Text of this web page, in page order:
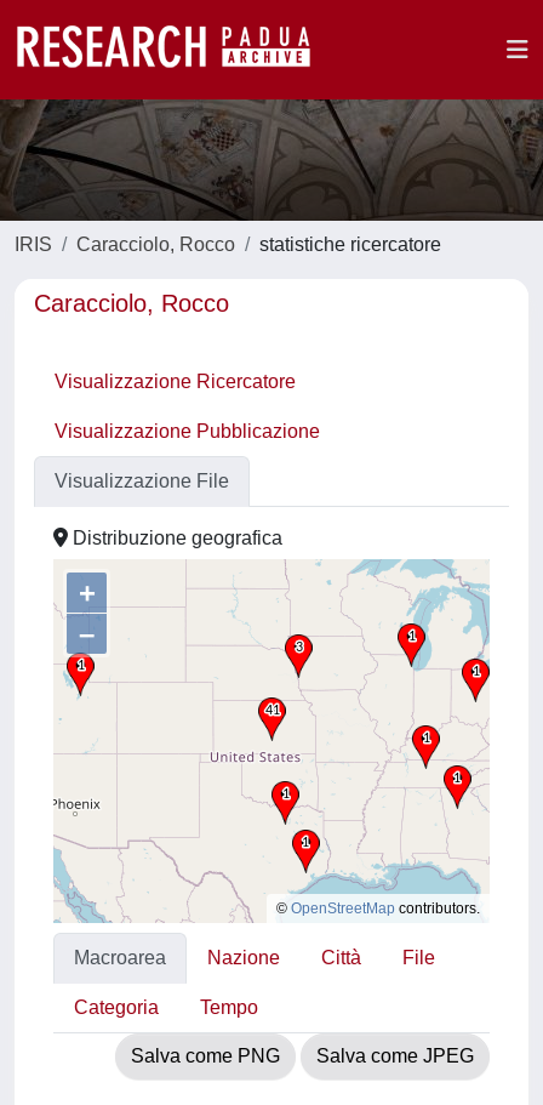
IRIS Caracciolo, Rocco statistiche ricercatore
Caracciolo, Rocco
Visualizzazione Ricercatore
Visualizzazione Pubblicazione
Visualizzazione File
Distribuzione geografica
+
–
© OpenStreetMap contributors.
Macroarea Nazione Città File
Categoria Tempo
Salva come PNG Salva come JPEG